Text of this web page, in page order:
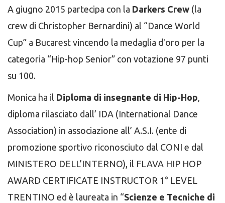
A giugno 2015 partecipa con la Darkers Crew (la
crew di Christopher Bernardini) al “Dance World
Cup” a Bucarest vincendo la medaglia d'oro per la
categoria “Hip-hop Senior” con votazione 97 punti
su 100.
Monica ha il Diploma di insegnante di Hip-Hop,
diploma rilasciato dall’ IDA (International Dance
Association) in associazione all’ A.S.I. (ente di
promozione sportivo riconosciuto dal CONI e dal
MINISTERO DELL’INTERNO), il FLAVA HIP HOP
AWARD CERTIFICATE INSTRUCTOR 1° LEVEL
TRENTINO ed è laureata in “Scienze e Tecniche di